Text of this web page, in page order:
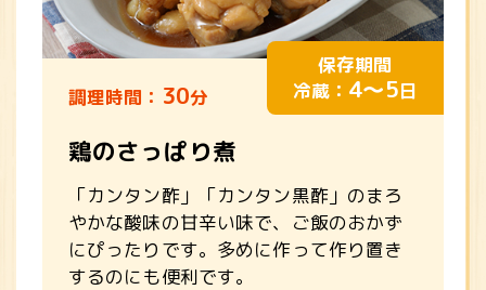
調理時間： 30分
保存期間
冷蔵： 4～5日
鶏のさっぱり煮
「カンタン酢」「カンタン黒酢」のまろ
やかな酸味の甘辛い味で、ご飯のおかず
にぴったりです。多めに作って作り置き
するのにも便利です。